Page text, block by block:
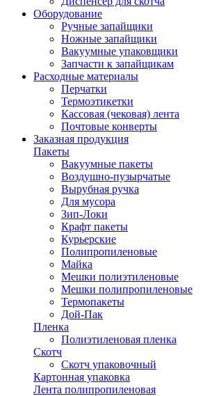
Оборудование
Ручные запайщики
Ножные запайщики
Вакуумные упаковщики
Запчасти к запайщикам
Расходные материалы
Перчатки
Термоэтикетки
Кассовая (чековая) лента
Почтовые конверты
Заказная продукция
Пакеты
Вакуумные пакеты
Воздушно-пузырчатые
Вырубная ручка
Для мусора
Зип-Локи
Крафт пакеты
Курьерские
Полипропиленовые
Майка
Мешки полиэтиленовые
Мешки полипропиленовые
Термопакеты
Дой-Пак
Пленка
Полиэтиленовая пленка
Скотч
Скотч упаковочный
Картонная упаковка
Лента полипропиленовая